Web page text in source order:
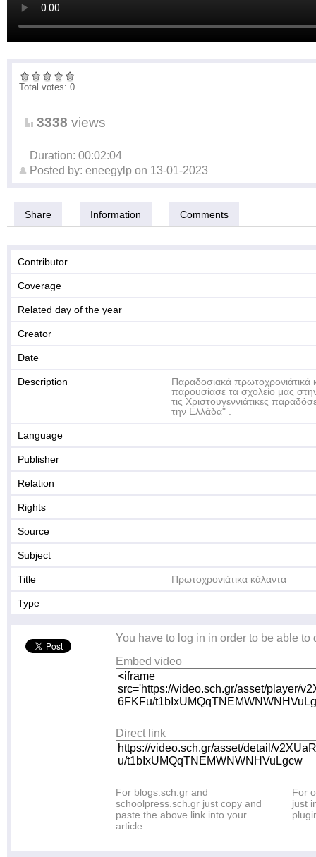
Total votes: 0
3338 views
Duration: 00:02:04
Posted by: eneegylp on 13-01-2023
Share Information Comments
Contributor
Coverage
Related day of the year
Creator
Date
Description
Παραδοσιακά
παρουσίασε τα σχολείο μας
τις Χριστουγεννιάτικες
την Ελλάδα" .
Language
Publisher
Relation
Rights
Source
Subject
Title Πρωτοχρονιάτικα κάλαντα
Type
You have to log in in order to be able to
Embed video
Direct link
For blogs.sch.gr and
schoolpress.sch.gr just copy and
paste the above link into your
article.
For
just